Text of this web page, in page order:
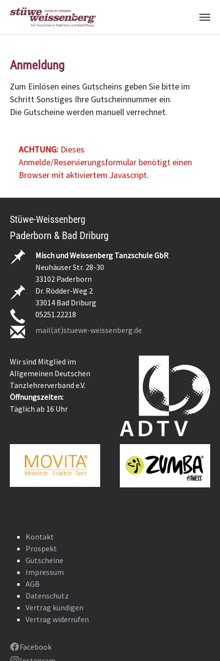
Anmeldung
Zum Einlösen eines Gutscheins geben Sie bitte im
Schritt Sonstiges Ihre Gutscheinnummer ein.
Die Gutscheine werden manuell verrechnet.
ACHTUNG:Dieses
Anmelde/Reservierungsformular benötigt einen
Browser mit aktiviertem Javascript.
Stüwe-Weissenberg
Paderborn & Bad Driburg
Misch und Weissenberg Tanzschule GbR
Neuhäuser Str. 28-30
33102 Paderborn
Dr. Rödder-Weg 2
33014 Bad Driburg
05251.22218
mail(at)stuewe-weissenberg.de
Wir sind Mitglied im
Allgemeinen Deutschen
Tanzlehrerverband e.V.
Öffnungszeiten:
Täglich ab 16 Uhr
Kontakt
Prospekt
Gutscheine
Impressum
AGB
Datenschutz
Vertrag kündigen
Vertrag widerrufen
Facebook